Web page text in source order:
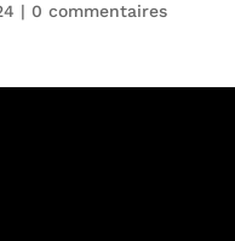
| 0 commentaires